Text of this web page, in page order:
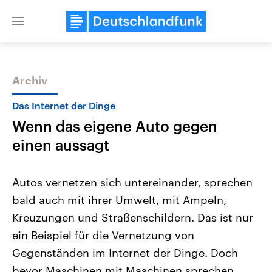
Close
Themen
Landtagswahl Sachsen-Anhalt
2026
Alle Informationen
Sachsen-Anhalt wählt am 6.
September 2026 einen neuen
Landtag. Seit 2021 wird das
Bundesland von einer Koalition aus
USA
Aktuelle Beiträge,
Wirtschaftlich und
gehören die Vereinigten
den mächtigsten Ländern
mit großem Einfluss auf
Archiv
Das Internet der Dinge
Wenn das eigene Auto gegen
einen aussagt
Autos vernetzen sich untereinander, sprechen
bald auch mit ihrer Umwelt, mit Ampeln,
Kreuzungen und Straßenschildern. Das ist nur
ein Beispiel für die Vernetzung von
Gegenständen im Internet der Dinge. Doch